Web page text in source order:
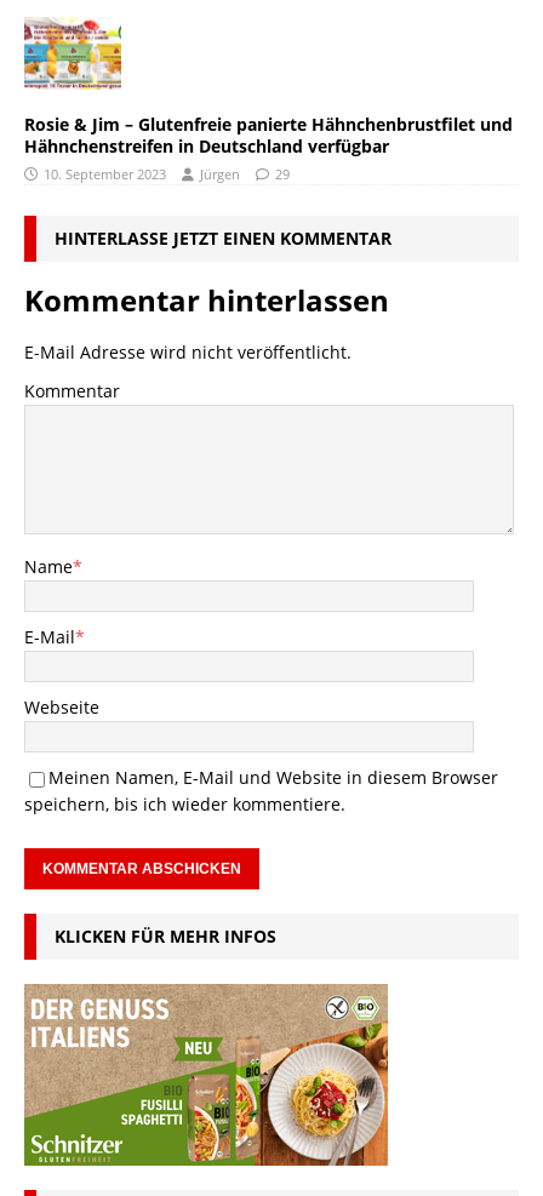
Rosie & Jim – Glutenfreie panierte Hähnchenbrustfilet und
Hähnchenstreifen in Deutschland verfügbar
10. September 2023 Jürgen 29
HINTERLASSE JETZT EINEN KOMMENTAR
Kommentar hinterlassen
E-Mail Adresse wird nicht veröffentlicht.
Kommentar
Name*
E-Mail*
Webseite
Meinen Namen, E-Mail und Website in diesem Browser
speichern, bis ich wieder kommentiere.
KLICKEN FÜR MEHR INFOS